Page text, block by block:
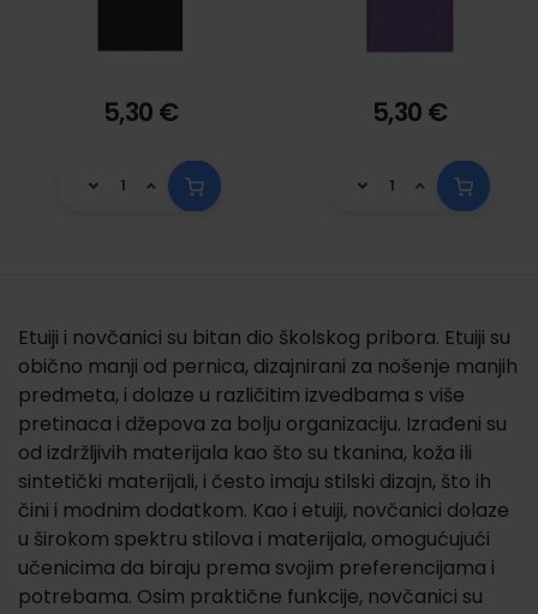
5,30 € 5,30 €
Etuiji i novčanici su bitan dio školskog pribora. Etuiji su
obično manji od pernica, dizajnirani za nošenje manjih
predmeta, i dolaze u različitim izvedbama s više
pretinaca i džepova za bolju organizaciju. Izrađeni su
od izdržljivih materijala kao što su tkanina, koža ili
sintetički materijali, i često imaju stilski dizajn, što ih
čini i modnim dodatkom. Kao i etuiji, novčanici dolaze
u širokom spektru stilova i materijala, omogućujući
učenicima da biraju prema svojim preferencijama i
potrebama. Osim praktične funkcije, novčanici su